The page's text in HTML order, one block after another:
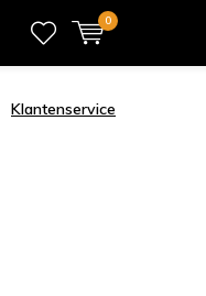
0
Klantenservice